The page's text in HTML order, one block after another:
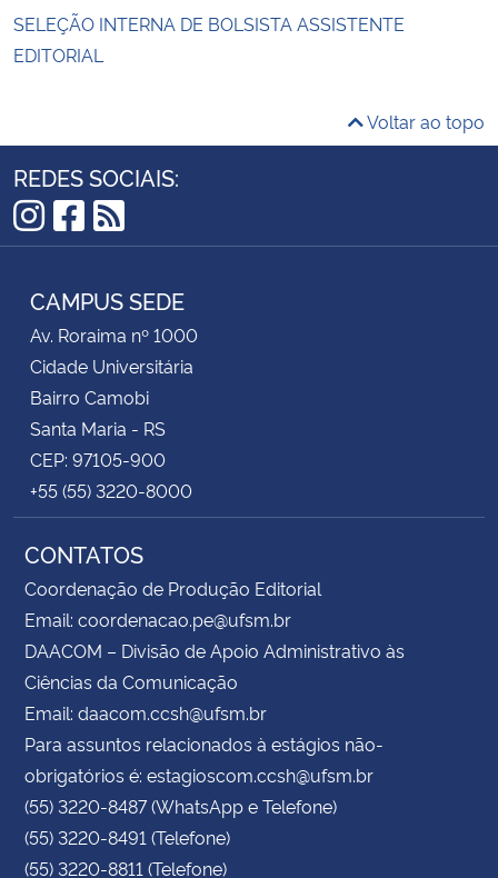
SELEÇÃO INTERNA DE BOLSISTA ASSISTENTE
EDITORIAL
Voltar ao topo
REDES SOCIAIS:
Instagram
Facebook
RSS
CAMPUS SEDE
Av. Roraima nº 1000
Cidade Universitária
Bairro Camobi
Santa Maria - RS
CEP: 97105-900
+55 (55) 3220-8000
CONTATOS
Coordenação de Produção Editorial
Email: coordenacao.pe@ufsm.br
DAACOM – Divisão de Apoio Administrativo às
Ciências da Comunicação
Email: daacom.ccsh@ufsm.br
Para assuntos relacionados à estágios não-
obrigatórios é: estagioscom.ccsh@ufsm.br
(55) 3220-8487 (WhatsApp e Telefone)
(55) 3220-8491 (Telefone)
(55) 3220-8811 (Telefone)